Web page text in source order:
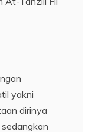
yakni
dirinya